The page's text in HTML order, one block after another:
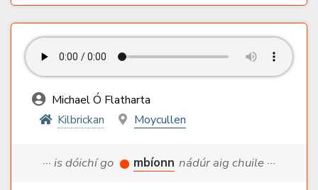
Michael Ó Flatharta
Kilbrickan
Moycullen
··· is dóichí go mbíonn nádúr aig chuile ···